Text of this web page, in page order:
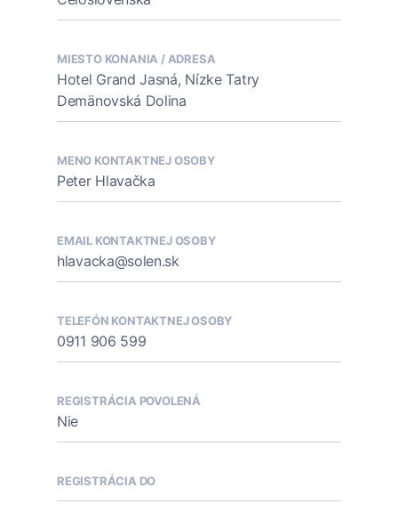
MIESTO KONANIA / ADRESA
Hotel Grand Jasná, Nízke Tatry
Demänovská Dolina
MENO KONTAKTNEJ OSOBY
Peter Hlavačka
EMAIL KONTAKTNEJ OSOBY
hlavacka@solen.sk
TELEFÓN KONTAKTNEJ OSOBY
0911 906 599
REGISTRÁCIA POVOLENÁ
Nie
REGISTRÁCIA DO